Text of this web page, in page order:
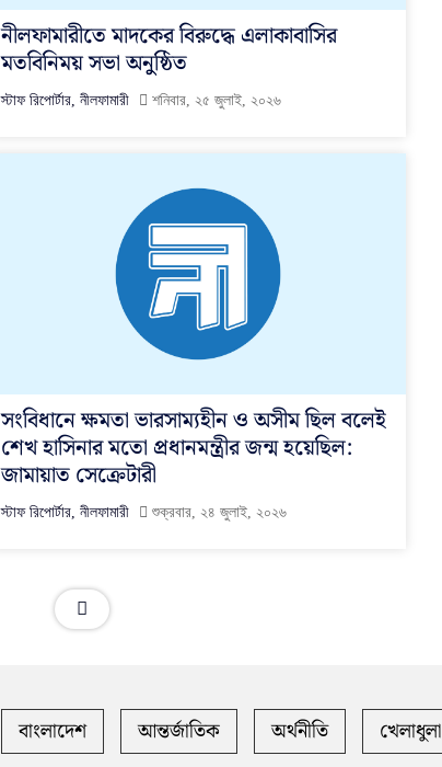
নীলফামারীতে মাদকের বিরুদ্ধে এলাকাবাসির
মতবিনিময় সভা অনুুষ্ঠিত
স্টাফ রিপোর্টার, নীলফামারী শনিবার, ২৫ জুলাই, ২০২৬
সংবিধানে ক্ষমতা ভারসাম্যহীন ও অসীম ছিল বলেই
শেখ হাসিনার মতো প্রধানমন্ত্রীর জন্ম হয়েছিল:
জামায়াত সেক্রেটারী
স্টাফ রিপোর্টার, নীলফামারী শুক্রবার, ২৪ জুলাই, ২০২৬
বাংলাদেশ আন্তর্জাতিক অর্থনীতি খেলাধুলা